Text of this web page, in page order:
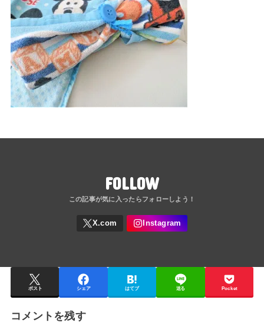
FOLLOW
ポスト シェア はてブ 送る Pocket
コメントを残す